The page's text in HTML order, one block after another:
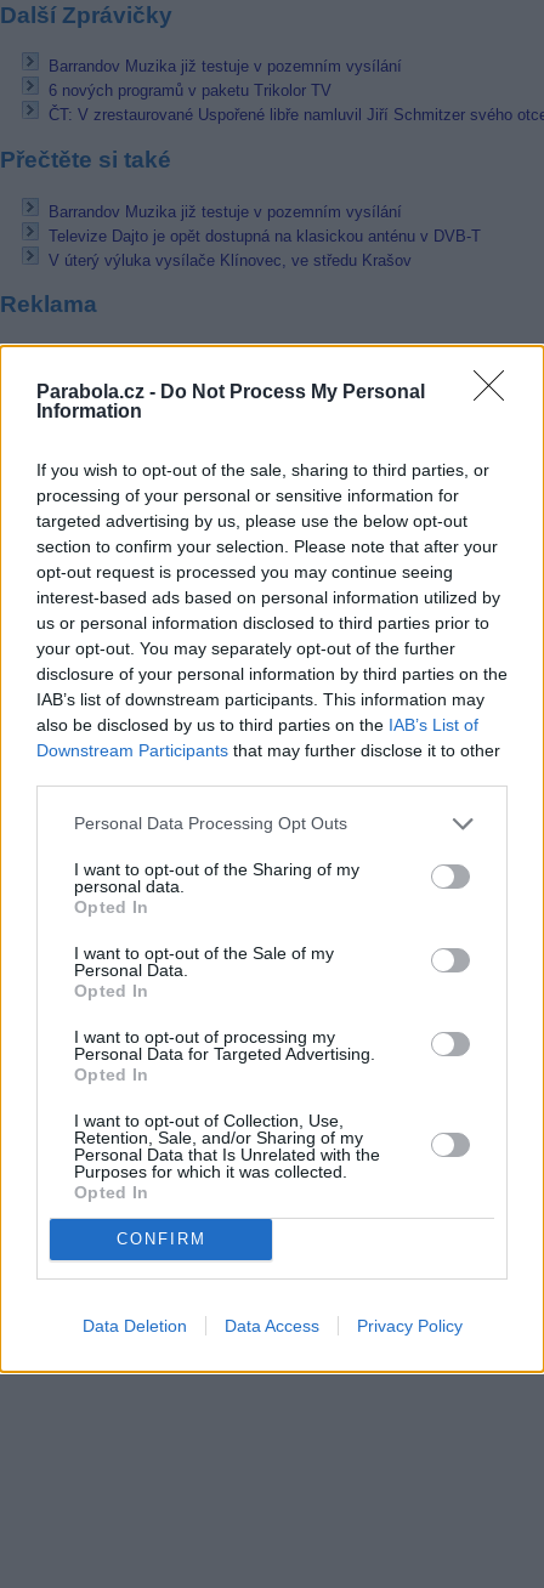
Parabola.cz - Do Not Process My Personal
Information
If you wish to opt-out of the sale, sharing to third parties, or
processing of your personal or sensitive information for
targeted advertising by us, please use the below opt-out
section to confirm your selection. Please note that after your
opt-out request is processed you may continue seeing
interest-based ads based on personal information utilized by
us or personal information disclosed to third parties prior to
your opt-out. You may separately opt-out of the further
disclosure of your personal information by third parties on the
IAB’s list of downstream participants. This information may
also be disclosed by us to third parties on the IAB’s List of
Downstream Participants that may further disclose it to other
Personal Data Processing Opt Outs
I want to opt-out of the Sharing of my
personal data.
Opted In
I want to opt-out of the Sale of my
Personal Data.
Opted In
I want to opt-out of processing my
Personal Data for Targeted Advertising.
Opted In
I want to opt-out of Collection, Use,
Retention, Sale, and/or Sharing of my
Personal Data that Is Unrelated with the
Purposes for which it was collected.
Opted In
CONFIRM
Data Deletion Data Access Privacy Policy
Další Zprávičky
Barrandov Muzika již testuje v pozemním vysílání
6 nových programů v paketu Trikolor TV
ČT: V zrestaurované Uspořené libře namluvil Jiří Schmitzer svého
Přečtěte si také
Barrandov Muzika již testuje v pozemním vysílání
Televize Dajto je opět dostupná na klasickou anténu v DVB-T
V úterý výluka vysílače Klínovec, ve středu Krašov
Reklama
Pracovní nabídky
07.08.2026 - Bosch Powertrain s.r.o. Jihlava • linkový střídač • mzda
48.400 Kč • příspěvek na ubytování (Jihlava, okres Jihlava)
48.400 Kč • náborový bonus 50.000 Kč • příspěvek na ubytování
okres Jihlava)
07.08.2026 -
Specialista pro elektronická zařízení údržby (m/ž) (tř.
Klementa 869, Mladá Boleslav II)
06.08.2026 -Bosch Powertrain s.r.o. Jihlava • CNC operátor• mzda
Kč • náborový bonus 50.000 Kč • příspěvek na ubytování (Jihlava,
Jihlava)
Bosch Powertrain s.r.o. • montážní dělník • mzda 44.700
týdenní zálohy na mzdu 2.000 Kč (Jihlava, okres Jihlava)
... další nabídky zaměstnání
Vybrané články
Prima sport - co nabídne v prvním
vysílacím týdnu
Kdy a kde bude Prima sport k
naladění na Skylinku
O webu parabola.cz •O souborech cookies•
Dovolená u moře•Bazény